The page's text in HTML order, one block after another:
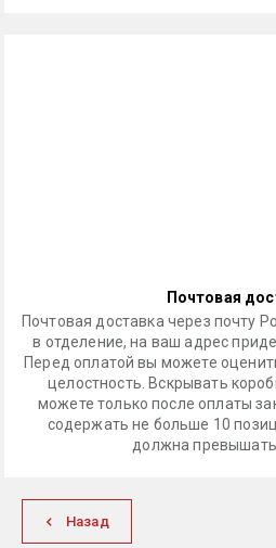
Почтовая
Почтовая доставка через почту
в отделение, на ваш адрес
Перед оплатой вы можете
целостность. Вскрывать
можете только после оплаты
содержать не больше 10
должна превышать
Назад